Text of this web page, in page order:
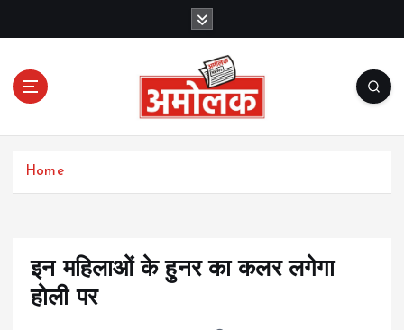
c
Amolak News
Home
इन महिलाओं के हुनर का कलर लगेगा
होली पर